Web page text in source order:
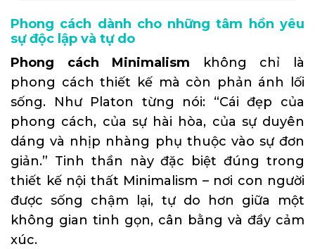
Phong cách dành cho những tâm hồn yêu
sự độc lập và tự do
Phong cách Minimalism không chỉ là
phong cách thiết kế mà còn phản ánh lối
sống. Như Platon từng nói: “Cái đẹp của
phong cách, của sự hài hòa, của sự duyên
dáng và nhịp nhàng phụ thuộc vào sự đơn
giản.” Tinh thần này đặc biệt đúng trong
thiết kế nội thất Minimalism – nơi con người
được sống chậm lại, tự do hơn giữa một
không gian tinh gọn, cân bằng và đầy cảm
xúc.